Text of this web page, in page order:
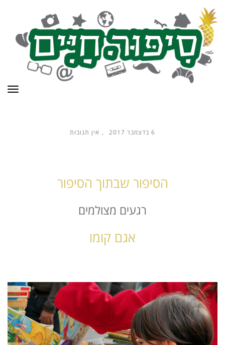
6 בדצמבר 2017 אין תגובות
הסיפור שבתוך הסיפור
רגעים מצולמים
אגם קומו